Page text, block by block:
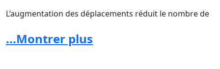
L’augmentation des déplacements réduit le nombre de
l’organisation des services.
...Montrer plus